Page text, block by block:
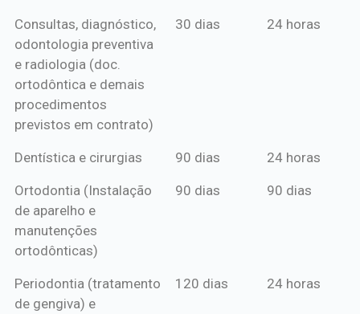
mensal*
de crédito
Consultas, diagnóstico,
odontologia preventiva
e radiologia (doc.
ortodôntica e demais
procedimentos
previstos em contrato)
30 dias 24 horas
Dentística e cirurgias 90 dias 24 horas
Ortodontia (Instalação
de aparelho e
manutenções
ortodônticas)
90 dias 90 dias
Periodontia (tratamento
de gengiva) e
120 dias 24 horas